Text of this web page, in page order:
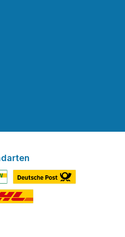
Bild 1
Benutzerdefiniertes Bild 2